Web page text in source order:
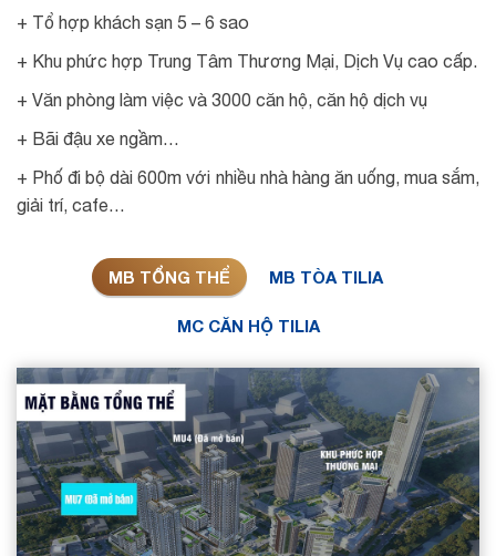
+ Tổ hợp khách sạn 5 – 6 sao
+ Khu phức hợp Trung Tâm Thương Mại, Dịch Vụ cao cấp.
+ Văn phòng làm việc và 3000 căn hộ, căn hộ dịch vụ
+ Bãi đậu xe ngầm…
+ Phố đi bộ dài 600m với nhiều nhà hàng ăn uống, mua sắm,
giải trí, cafe…
MB TỔNG THỂ MB TÒA TILIA
MC CĂN HỘ TILIA